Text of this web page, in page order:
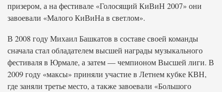
призером, а на фестивале «Голосящий КиВиН 2007» они
завоевали «Малого КиВиНа в светлом».
В 2008 году Михаил Башкатов в составе своей команды
сначала стал обладателем высшей награды музыкального
фестиваля в Юрмале, а затем — чемпионом Высшей лиги. В
2009 году «максы» приняли участие в Летнем кубке КВН,
где заняли третье место, а также завоевали «Большого